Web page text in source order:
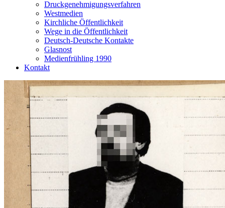
Druckgenehmigungsverfahren
Westmedien
Kirchliche Öffentlichkeit
Wege in die Öffentlichkeit
Deutsch-Deutsche Kontakte
Glasnost
Medienfrühling 1990
Kontakt